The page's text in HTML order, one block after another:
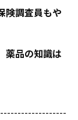
険調査員もや
薬品の知識は